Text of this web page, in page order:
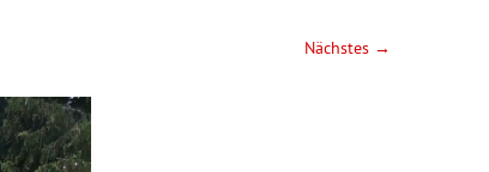
Nächstes →